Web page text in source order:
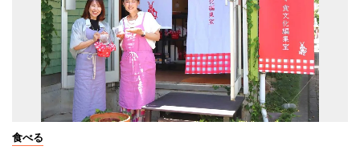
食べる